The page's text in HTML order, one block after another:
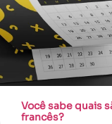
Você sabe quais
francês?